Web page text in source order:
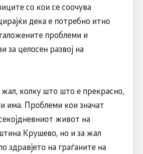
со кои се соочува
дека е потребно итно
проблеми и
за целосен развој на
колку што што е прекрасно,
има. Проблеми кои значат
живот на
Крушево, но и за жал
здравјето на граѓаните на